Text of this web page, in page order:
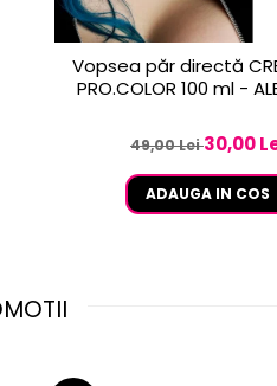
Vopsea păr directă
PRO.COLOR 100 ml -
49,00 Lei30,00
ADAUGA IN COS